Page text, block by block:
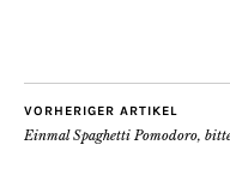
VORHERIGER ARTIKEL
Einmal Spaghetti Pomodoro,